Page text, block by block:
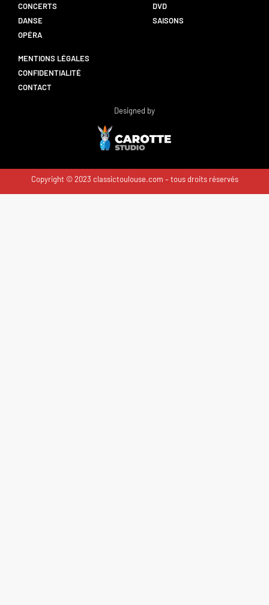
CONCERTS
DANSE
OPÉRA
DVD
SAISONS
MENTIONS LÉGALES
CONFIDENTIALITÉ
CONTACT
Designed by
Copyright © 2023 classictoulouse.com – tous droits réservés